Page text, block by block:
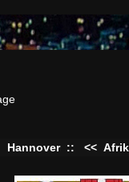
Hannover :: <<